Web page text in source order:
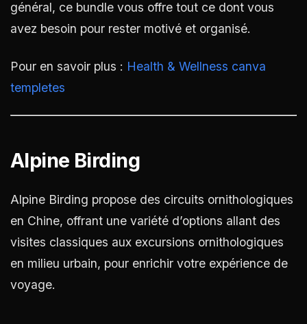
général, ce bundle vous offre tout ce dont vous
avez besoin pour rester motivé et organisé.
Pour en savoir plus : Health & Wellness canva
templetes
Alpine Birding
Alpine Birding propose des circuits ornithologiques
en Chine, offrant une variété d’options allant des
visites classiques aux excursions ornithologiques
en milieu urbain, pour enrichir votre expérience de
voyage.